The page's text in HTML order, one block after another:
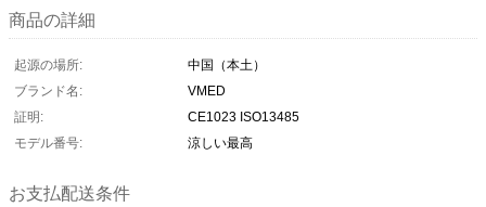
商品の詳細
起源の場所:
中国（本土）
ブランド名:
VMED
証明:
CE1023 ISO13485
モデル番号:
涼しい最高
お支払配送条件